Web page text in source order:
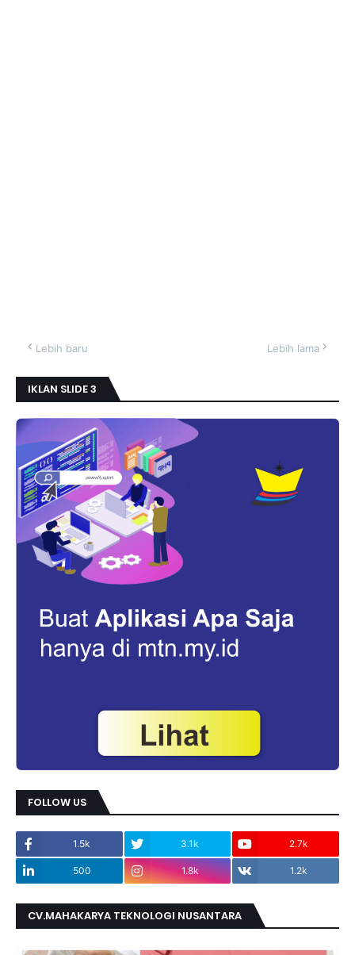
Lebih baru Lebih lama
IKLAN SLIDE 3
FOLLOW US
1.5k 3.1k 2.7k
500 1.8k 1.2k
CV.MAHAKARYA TEKNOLOGI NUSANTARA